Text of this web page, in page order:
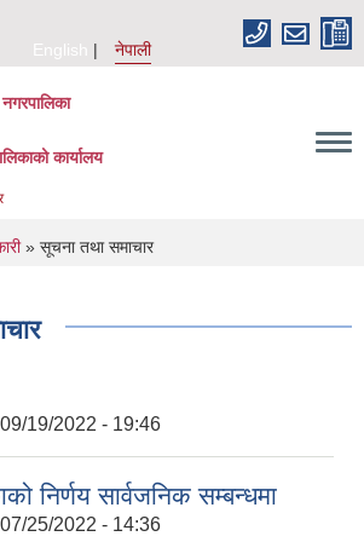
English
नेपाली
कार्यालय
» सूचना तथा समाचार
19/2022 - 19:46
निर्णय सार्वजनिक सम्बन्धमा
25/2022 - 14:36